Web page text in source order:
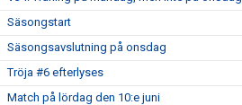
Säsongstart
Säsongsavslutning på onsdag
Tröja #6 efterlyses
Match på lördag den 10:e juni